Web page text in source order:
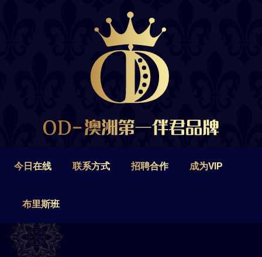
今日在线 联系方式 招聘合作 成为VIP
布里斯班
联系方式 招聘合作
布里斯班